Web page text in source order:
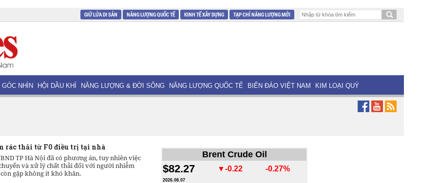
GIỮ LỬA DI SẢN NĂNG LƯỢNG QUỐC TẾ KINH TẾ XÂY DỰNG TẠP CHÍ NĂNG LƯỢNG MỚI
GÓC NHÌN HỘI DẦU KHÍ NĂNG LƯỢNG & ĐỜI SỐNG NĂNG LƯỢNG QUỐC TẾ BIỂN ĐẢO VIỆT NAM KIM LOẠI QUÝ
rác thải từ F0 điều trị tại nhà
TP Hà Nội đã có phương án, tuy nhiên việc
và xử lý chất thải đối với người nhiễm
gặp không ít khó khăn.
Brent Crude Oil
$82.27 ▼-0.22 -0.27%
2026.08.07